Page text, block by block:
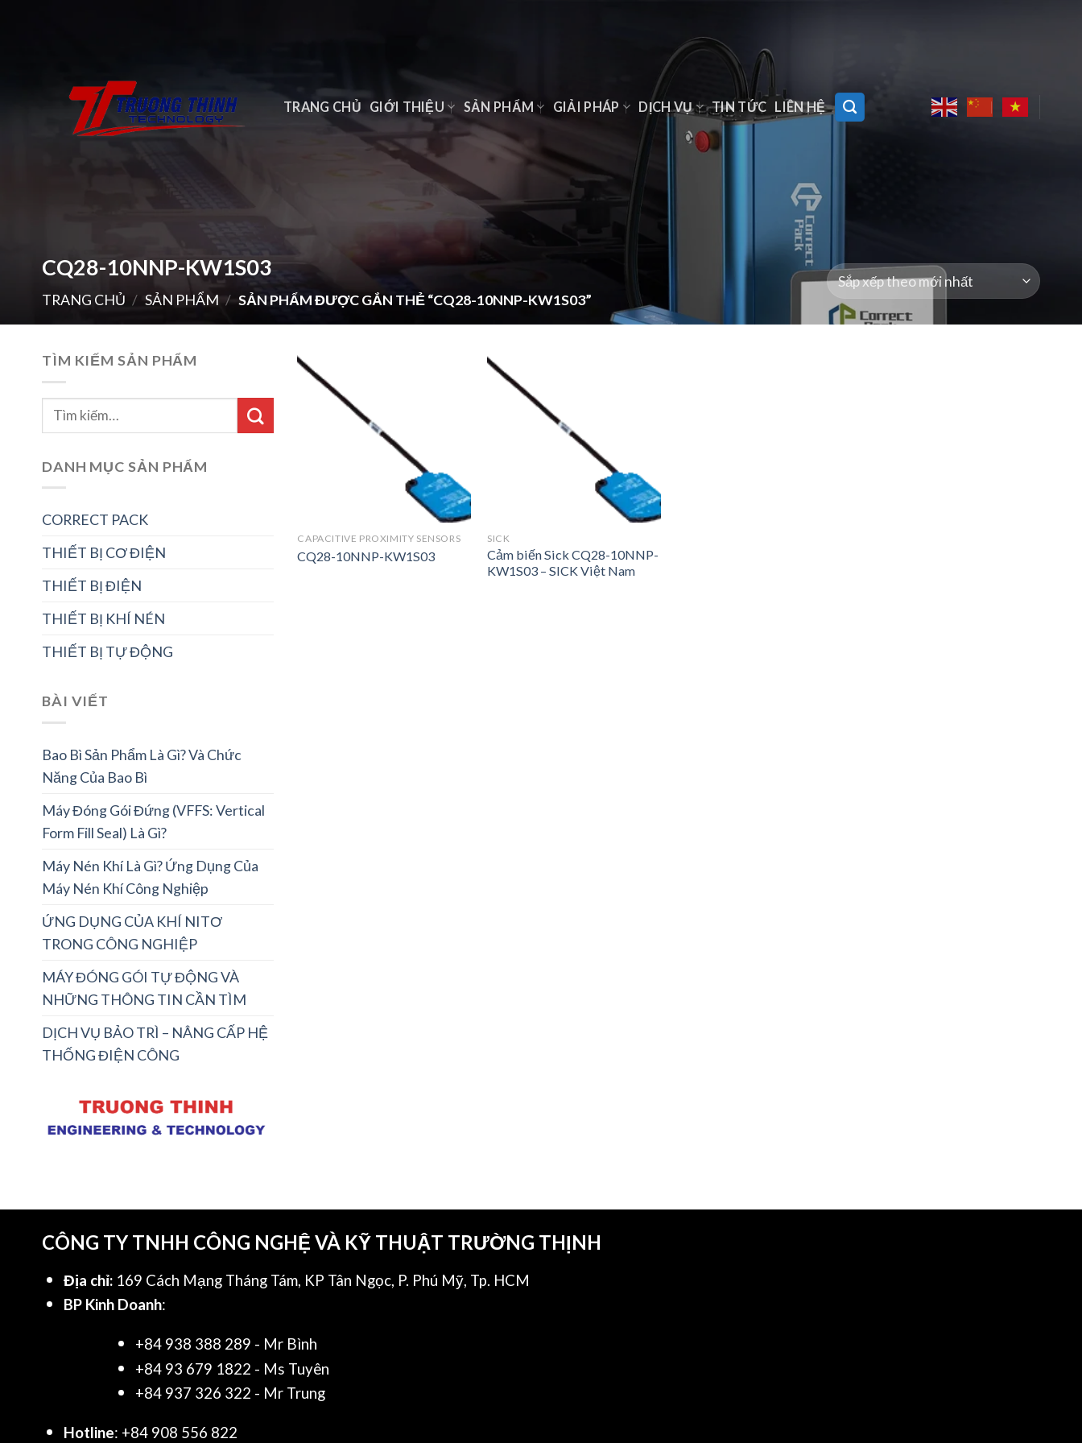
TRANG CHỦ GIỚI THIỆU SẢN PHẨM GIẢI PHÁP DỊCH VỤ TIN TỨC LIÊN HỆ
CQ28-10NNP-KW1S03
TRANG CHỦ / SẢN PHẨM / SẢN PHẨM ĐƯỢC GẮN THẺ “CQ28-10NNP-KW1S03”
TÌM KIẾM SẢN PHẨM
DANH MỤC SẢN PHẨM
CORRECT PACK
THIẾT BỊ CƠ ĐIỆN
THIẾT BỊ ĐIỆN
THIẾT BỊ KHÍ NÉN
THIẾT BỊ TỰ ĐỘNG
BÀI VIẾT
Bao Bì Sản Phẩm Là Gì? Và Chức
Năng Của Bao Bì
Máy Đóng Gói Đứng (VFFS: Vertical
Form Fill Seal) Là Gì?
Máy Nén Khí Là Gì? Ứng Dụng Của
Máy Nén Khí Công Nghiệp
ỨNG DỤNG CỦA KHÍ NITƠ
TRONG CÔNG NGHIỆP
MÁY ĐÓNG GÓI TỰ ĐỘNG VÀ
NHỮNG THÔNG TIN CẦN TÌM
DỊCH VỤ BẢO TRÌ – NÂNG CẤP HỆ
THỐNG ĐIỆN CÔNG
CAPACITIVE PROXIMITY SENSORS
CQ28-10NNP-KW1S03
SICK
Cảm biến Sick CQ28-10NNP-
KW1S03 – SICK Việt Nam
CÔNG TY TNHH CÔNG NGHỆ VÀ KỸ THUẬT TRƯỜNG THỊNH
Địa chỉ: 169 Cách Mạng Tháng Tám, KP Tân Ngọc, P. Phú Mỹ, Tp. HCM
BP Kinh Doanh:
+84 938 388 289 - Mr Bình
+84 93 679 1822 - Ms Tuyên
+84 937 326 322 - Mr Trung
Hotline: +84 908 556 822